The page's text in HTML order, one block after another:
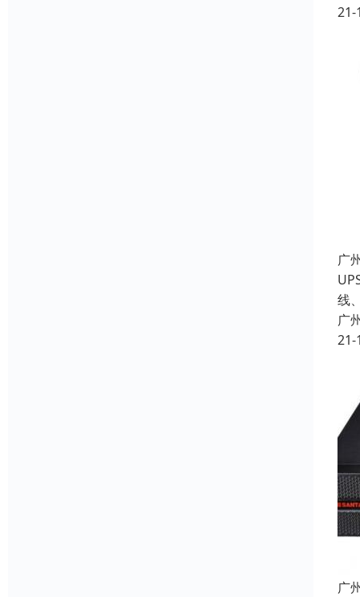
21-
广
线
广
21-
广